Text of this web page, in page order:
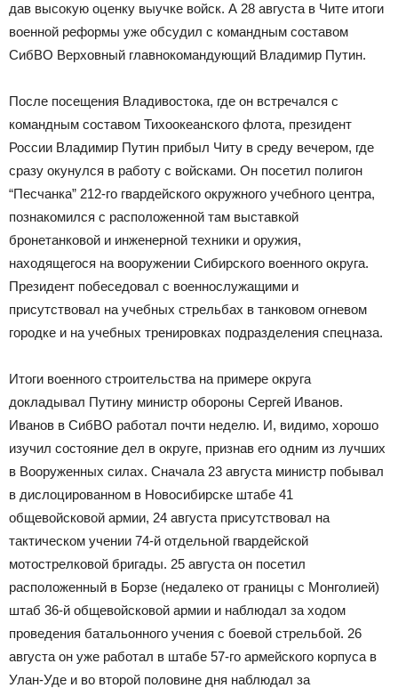
дав высокую оценку выучке войск. А 28 августа в Чите итоги
военной реформы уже обсудил с командным составом
СибВО Верховный главнокомандующий Владимир Путин.
После посещения Владивостока, где он встречался с
командным составом Тихоокеанского флота, президент
России Владимир Путин прибыл Читу в среду вечером, где
сразу окунулся в работу с войсками. Он посетил полигон
“Песчанка” 212-го гвардейского окружного учебного центра,
познакомился с расположенной там выставкой
бронетанковой и инженерной техники и оружия,
находящегося на вооружении Сибирского военного округа.
Президент побеседовал с военнослужащими и
присутствовал на учебных стрельбах в танковом огневом
городке и на учебных тренировках подразделения спецназа.
Итоги военного строительства на примере округа
докладывал Путину министр обороны Сергей Иванов.
Иванов в СибВО работал почти неделю. И, видимо, хорошо
изучил состояние дел в округе, признав его одним из лучших
в Вооруженных силах. Сначала 23 августа министр побывал
в дислоцированном в Новосибирске штабе 41
общевойсковой армии, 24 августа присутствовал на
тактическом учении 74-й отдельной гвардейской
мотострелковой бригады. 25 августа он посетил
расположенный в Борзе (недалеко от границы с Монголией)
штаб 36-й общевойсковой армии и наблюдал за ходом
проведения батальонного учения с боевой стрельбой. 26
августа он уже работал в штабе 57-го армейского корпуса в
Улан-Уде и во второй половине дня наблюдал за